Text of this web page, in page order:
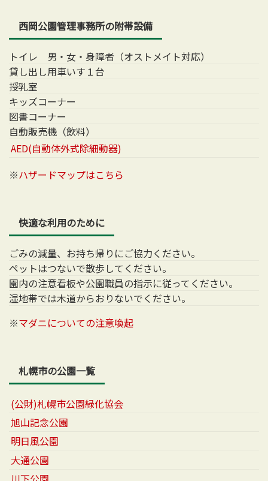
西岡公園管理事務所の附帯設備
トイレ 男・女・身障者（オストメイト対応）
貸し出し用車いす１台
授乳室
キッズコーナー
図書コーナー
自動販売機（飲料）
AED(自動体外式除細動器)
※ハザードマップはこちら
快適な利用のために
ごみの減量、お持ち帰りにご協力ください。
ペットはつないで散歩してください。
園内の注意看板や公園職員の指示に従ってください。
湿地帯では木道からおりないでください。
※マダニについての注意喚起
札幌市の公園一覧
(公財)札幌市公園緑化協会
旭山記念公園
明日風公園
大通公園